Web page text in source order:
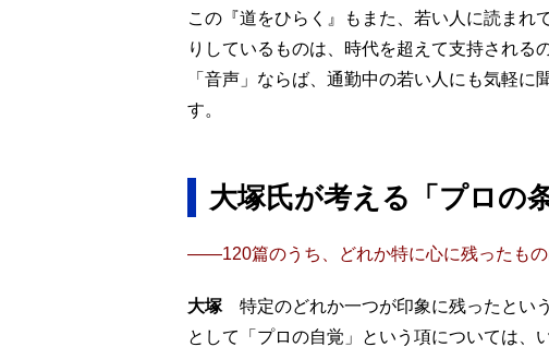
この『道をひらく』もまた、若い人に読まれ
りしているものは、時代を超えて支持される
「音声」ならば、通勤中の若い人にも気軽に
す。
大塚氏が考える 「プロの
――120篇のうち、どれか特に心に残ったもの
大塚特定のどれか一つが印象に残ったとい
として「プロの自覚」という項については、